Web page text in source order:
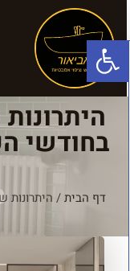
פתח סרגל
בחודשי
דף הבית/